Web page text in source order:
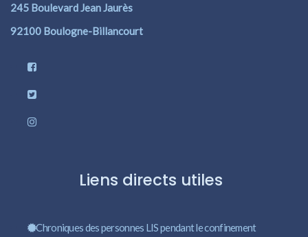
245 Boulevard Jean Jaurès
92100 Boulogne-Billancourt
Liens directs utiles
Chroniques des personnes LIS pendant le confinement